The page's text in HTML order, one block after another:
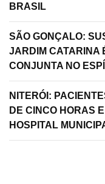
BRASIL
SÃO GONÇALO:
JARDIM CATARINA
CONJUNTA NO
NITERÓI:
DE CINCO HORAS
HOSPITAL